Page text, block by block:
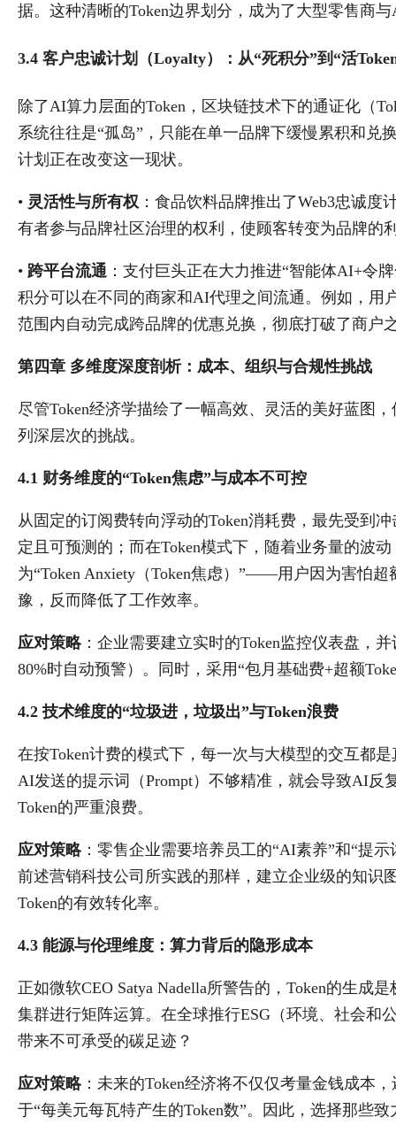
据。这种清晰的Token边界划分，成为了大型零售商
3.4 客户忠诚计划（Loyalty）：从“死积分”到“活
除了AI算力层面的Token，区块链技术下的通证化（
系统往往是“孤岛”，只能在单一品牌下缓慢累积和兑
计划正在改变这一现状。
• 灵活性与所有权 ：食品饮料品牌推出了Web3忠诚
有者参与品牌社区治理的权利，使顾客转变为品牌的
• 跨平台流通 ：支付巨头正在大力推进“智能体AI+令
积分可以在不同的商家和AI代理之间流通。例如，用
范围内自动完成跨品牌的优惠兑换，彻底打破了商户
第四章 多维度深度剖析：成本、组织与合规性挑战
尽管Token经济学描绘了一幅高效、灵活的美好蓝图
列深层次的挑战。
4.1 财务维度的“Token焦虑”与成本不可控
从固定的订阅费转向浮动的Token消耗费，最先受到
定且可预测的；而在Token模式下，随着业务量的波
为“Token Anxiety（Token焦虑）”——用户因为害怕
豫，反而降低了工作效率。
应对策略 ：企业需要建立实时的Token监控仪表盘，
80%时自动预警）。同时，采用“包月基础费+超额
4.2 技术维度的“垃圾进，垃圾出”与Token浪费
在按Token计费的模式下，每一次与大模型的交互都
AI发送的提示词（Prompt）不够精准，就会导致AI
Token的严重浪费。
应对策略 ：零售企业需要培养员工的“AI素养”和“提
前述营销科技公司所实践的那样，建立企业级的知
Token的有效转化率。
4.3 能源与伦理维度：算力背后的隐形成本
正如微软CEO Satya Nadella所警告的，Token的生成
集群进行矩阵运算。在全球推行ESG（环境、社会
带来不可承受的碳足迹？
应对策略 ：未来的Token经济将不仅仅考量金钱成本
于“每美元每瓦特产生的Token数”。因此，选择那些